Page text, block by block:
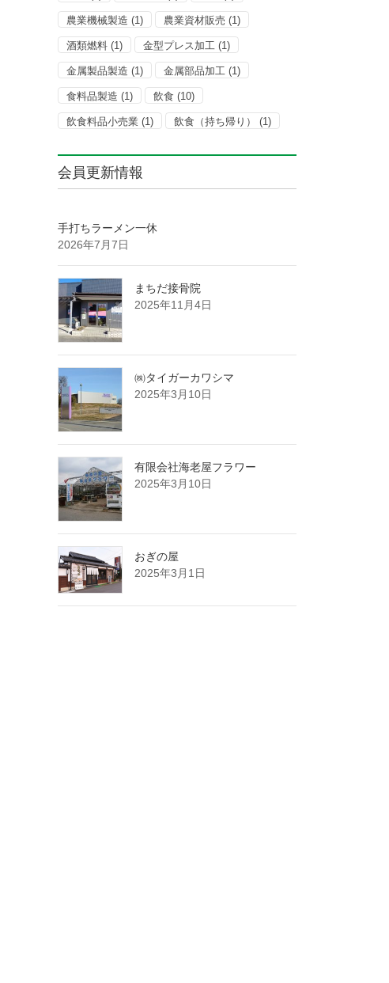
農業機械製造 (1) 農業資材販売 (1)
酒類燃料 (1) 金型プレス加工 (1)
金属製品製造 (1) 金属部品加工 (1)
食料品製造 (1) 飲食 (10)
飲食料品小売業 (1) 飲食（持ち帰り） (1)
会員更新情報
手打ちラーメン一休
2026年7月7日
まちだ接骨院
2025年11月4日
㈱タイガーカワシマ
2025年3月10日
有限会社海老屋フラワー
2025年3月10日
おぎの屋
2025年3月1日